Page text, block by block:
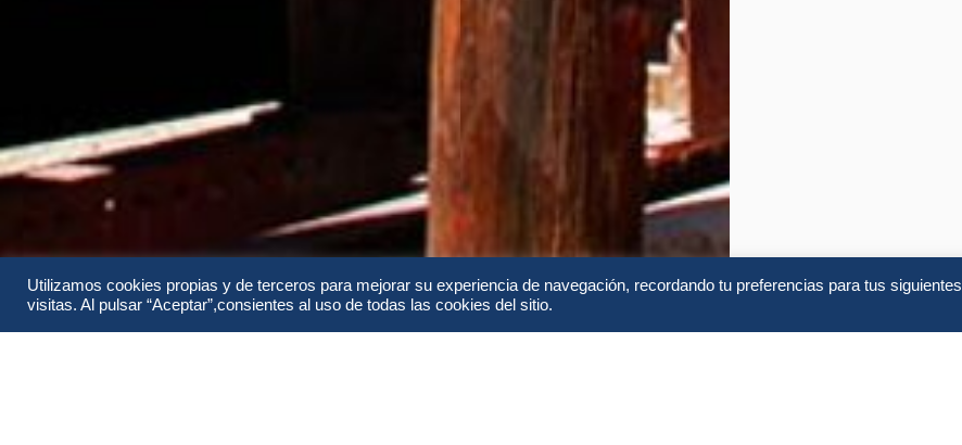
Utilizamos cookies propias y de terceros para mejorar su experiencia de navegación, recordando tu preferencias para tus siguientes
visitas. Al pulsar “Aceptar”,consientes al uso de todas las cookies del sitio.